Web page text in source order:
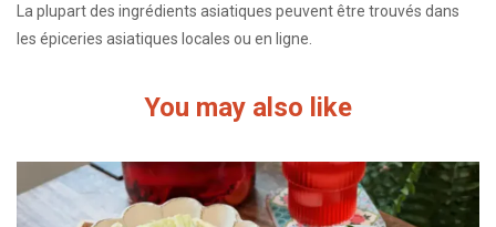
La plupart des ingrédients asiatiques peuvent être trouvés dans
les épiceries asiatiques locales ou en ligne.
You may also like